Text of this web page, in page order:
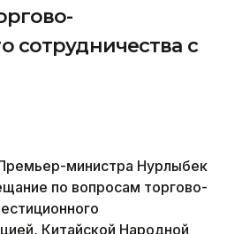
сотрудничества с
министра Нурлыбек
по вопросам торгово-
Китайской Народной